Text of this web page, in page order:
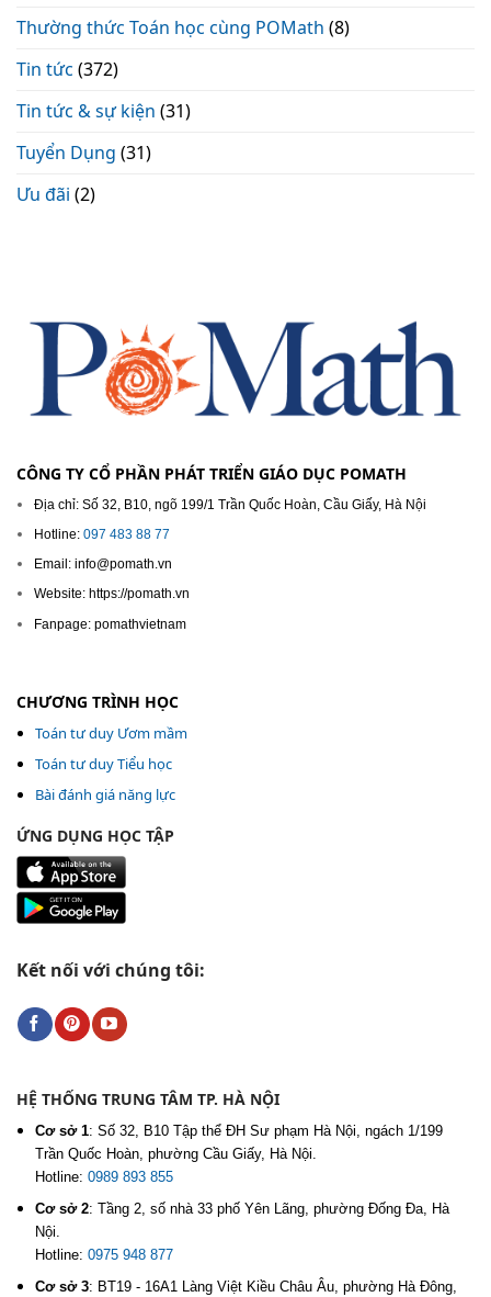
Thường thức Toán học cùng POMath (8)
Tin tức (372)
Tin tức & sự kiện (31)
Tuyển Dụng (31)
Ưu đãi (2)
CÔNG TY CỔ PHẦN PHÁT TRIỂN GIÁO DỤC POMATH
Địa chỉ: Số 32, B10, ngõ 199/1 Trần Quốc Hoàn, Cầu Giấy, Hà Nội
Hotline: 097 483 88 77
Email: info@pomath.vn
Website: https://pomath.vn
Fanpage: pomathvietnam
CHƯƠNG TRÌNH HỌC
Toán tư duy Ươm mầm
Toán tư duy Tiểu học
Bài đánh giá năng lực
ỨNG DỤNG HỌC TẬP
Kết nối với chúng tôi:
HỆ THỐNG TRUNG TÂM TP. HÀ NỘI
Cơ sở 1: Số 32, B10 Tập thể ĐH Sư phạm Hà Nội, ngách 1/199
Trần Quốc Hoàn, phường Cầu Giấy, Hà Nội.
Hotline: 0989 893 855
Cơ sở 2: Tầng 2, số nhà 33 phố Yên Lãng, phường Đống Đa, Hà
Nội.
Hotline: 0975 948 877
Cơ sở 3: BT19 - 16A1 Làng Việt Kiều Châu Âu, phường Hà Đông,